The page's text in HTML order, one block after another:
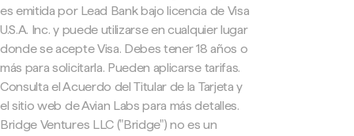
es emitida por Lead Bank bajo licencia de Visa
U.S.A. Inc. y puede utilizarse en cualquier lugar
donde se acepte Visa. Debes tener 18 años o
más para solicitarla. Pueden aplicarse tarifas.
Consulta el Acuerdo del Titular de la Tarjeta y
el sitio web de Avian Labs para más detalles.
Bridge Ventures LLC ("Bridge") no es un